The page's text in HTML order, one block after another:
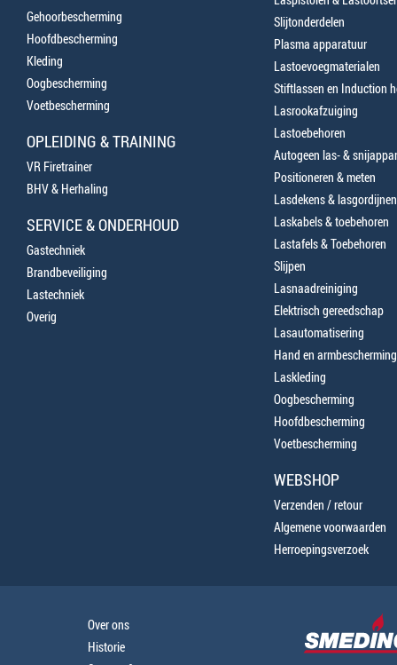
Gehoorbescherming
Hoofdbescherming
Kleding
Oogbescherming
Voetbescherming
OPLEIDING & TRAINING
VR Firetrainer
BHV & Herhaling
SERVICE & ONDERHOUD
Gastechniek
Brandbeveiliging
Lastechniek
Overig
Slijtonderdelen
Plasma apparatuur
Lastoevoegmaterialen
Stiftlassen en Induction
Lasrookafzuiging
Lastoebehoren
Autogeen las- &
Positioneren & meten
Lasdekens & lasgordijnen
Laskabels & toebehoren
Lastafels & Toebehoren
Slijpen
Lasnaadreiniging
Elektrisch gereedschap
Lasautomatisering
Hand en armbescherming
Laskleding
Oogbescherming
Hoofdbescherming
Voetbescherming
WEBSHOP
Verzenden / retour
Algemene voorwaarden
Herroepingsverzoek
Over ons
Historie